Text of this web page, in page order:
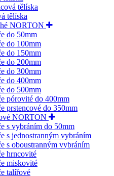
tělíska
tělíska
NORTON
do 50mm
do 100mm
do 150mm
do 200mm
do 300mm
do 400mm
do 500mm
pórovité do 400mm
prstencové do 350mm
NORTON
s vybráním do 50mm
s jednostranným vybráním
s oboustranným vybráním
hrncovité
miskovité
talířové